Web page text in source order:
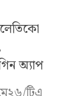
অ্যাপ